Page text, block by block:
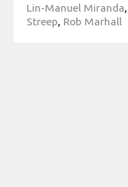
Lin-Manuel Miranda,
Streep, Rob Marhall